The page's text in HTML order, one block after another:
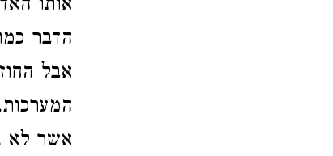
אותו
הדבר
אבל
אשר לא